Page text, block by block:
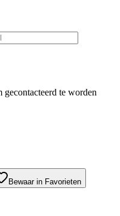
te worden
Bewaar in Favorieten